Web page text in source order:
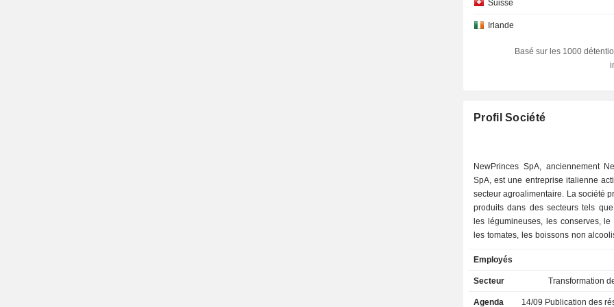
Suisse
Irlande
Basé sur les 1000
Profil Société
NewPrinces SpA, anciennement
SpA, est une entreprise italienne
secteur agroalimentaire. La société
produits dans des secteurs tels
les légumineuses, les conserves,
les tomates, les boissons non
produits laitiers, les plats préparés et
spécialisée. Elle propose des
beurre et du fromage fondu, du
Employés
Secteur Transformation
Agenda 14/09 Publication des résultats